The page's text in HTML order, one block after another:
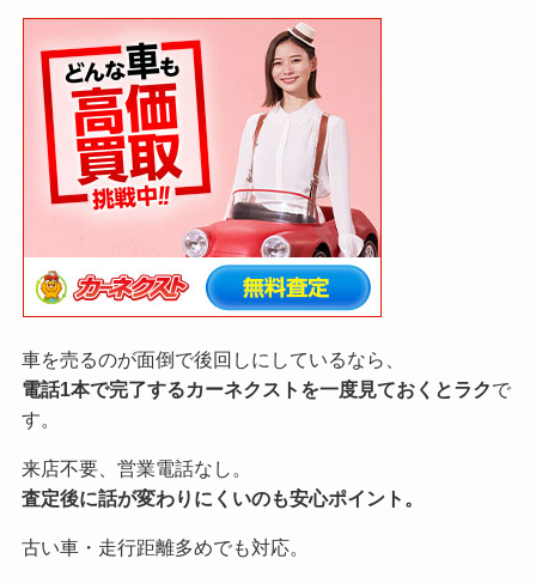
車を売るのが面倒で後回しにしているなら、
電話1本で完了するカーネクストを一度見ておくとラクで
す。
来店不要、営業電話なし。
査定後に話が変わりにくいのも安心ポイント。
古い車・走行距離多めでも対応。